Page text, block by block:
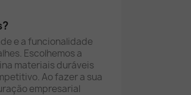
e a funcionalidade
Escolhemos a
materiais duráveis
Ao fazer a sua
empresarial